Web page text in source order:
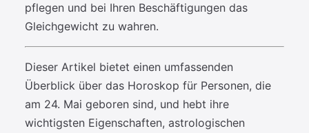
pflegen und bei Ihren Beschäftigungen das
Gleichgewicht zu wahren.
Dieser Artikel bietet einen umfassenden
Überblick über das Horoskop für Personen, die
am 24. Mai geboren sind, und hebt ihre
wichtigsten Eigenschaften, astrologischen